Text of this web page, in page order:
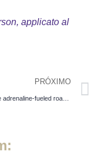
applicato al
PRÓXIMO
Navigate the adrenaline-fueled road of the fiery Chicken Road adventure and claim up to a massive 98% payout today